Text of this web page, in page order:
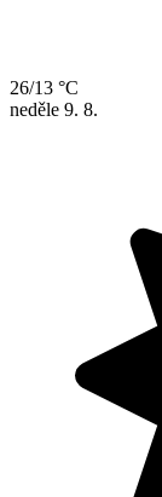
26/13 °C
neděle 9. 8.